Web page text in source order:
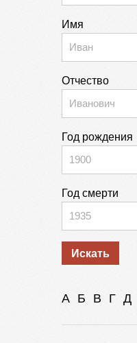
Имя
Отчество
Год рождения
Год смерти
А Б В Г Д